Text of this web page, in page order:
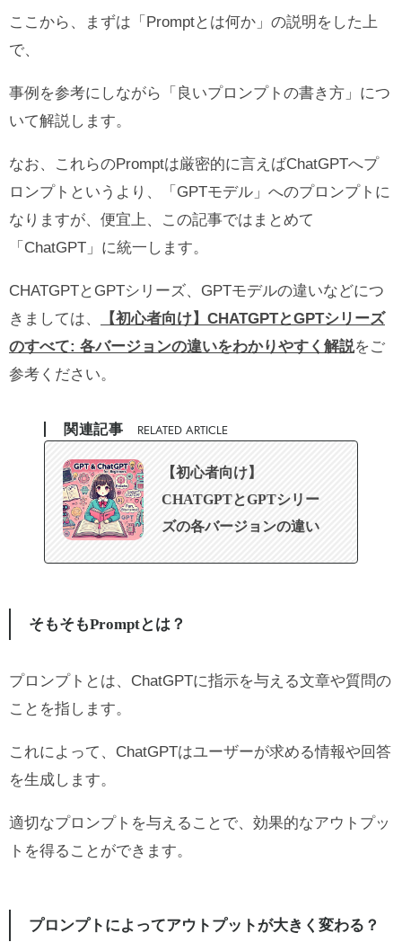
ここから、まずは「Promptとは何か」の説明をした上
で、
事例を参考にしながら「良いプロンプトの書き方」につ
いて解説します。
なお、これらのPromptは厳密的に言えばChatGPTへプ
ロンプトというより、「GPTモデル」へのプロンプトに
なりますが、便宜上、この記事ではまとめて
「ChatGPT」に統一します。
CHATGPTとGPTシリーズ、GPTモデルの違いなどにつ
きましては、
【初心者向け】CHATGPTとGPTシリーズ
のすべて: 各バージョンの違いをわかりやすく解説をご
参考ください。
関連記事 RELATED ARTICLE
【初心者向け】
CHATGPTとGPTシリー
ズの各バージョンの違い
そもそもPromptとは？
プロンプトとは、ChatGPTに指示を与える文章や質問の
ことを指します。
これによって、ChatGPTはユーザーが求める情報や回答
を生成します。
適切なプロンプトを与えることで、効果的なアウトプッ
トを得ることができます。
プロンプトによってアウトプットが大きく変わる？